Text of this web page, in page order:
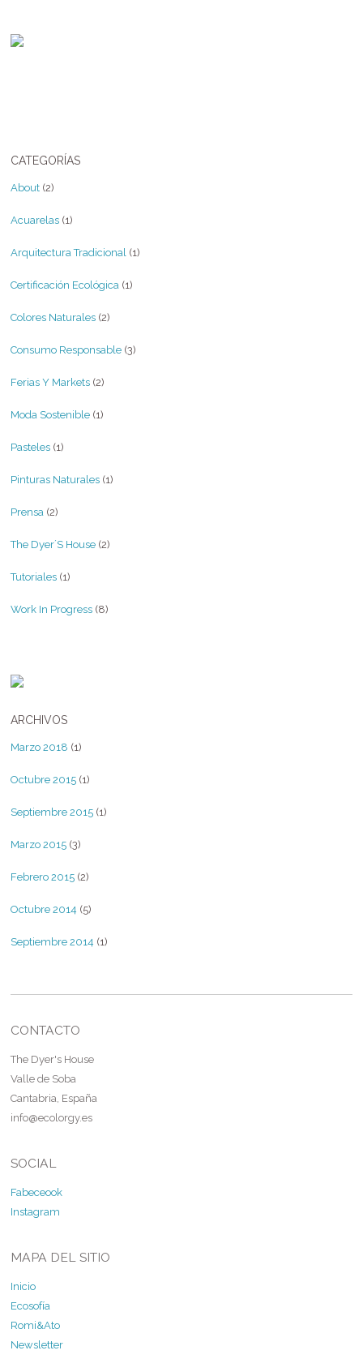
CATEGORÍAS
About (2)
Acuarelas (1)
Arquitectura Tradicional (1)
Certificación Ecológica (1)
Colores Naturales (2)
Consumo Responsable (3)
Ferias Y Markets (2)
Moda Sostenible (1)
Pasteles (1)
Pinturas Naturales (1)
Prensa (2)
The Dyer´s House (2)
Tutoriales (1)
Work In Progress (8)
ARCHIVOS
Marzo 2018 (1)
Octubre 2015 (1)
Septiembre 2015 (1)
Marzo 2015 (3)
Febrero 2015 (2)
Octubre 2014 (5)
Septiembre 2014 (1)
CONTACTO
The Dyer's House
Valle de Soba
Cantabria, España
info@ecolorgy.es
SOCIAL
Fabeceook
Instagram
MAPA DEL SITIO
Inicio
Ecosofía
Romi&Ato
Newsletter